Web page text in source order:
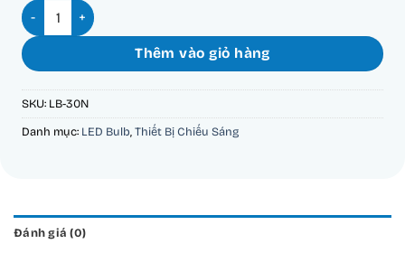
146.500 ₫.là:
102.550 ₫.
LED Bulb thân nhôm 30W ánh sáng trung tính LB-30N số
Thêm vào giỏ hàng
SKU: LB-30N
Danh mục: LED Bulb, Thiết Bị Chiếu Sáng
Đánh giá (0)